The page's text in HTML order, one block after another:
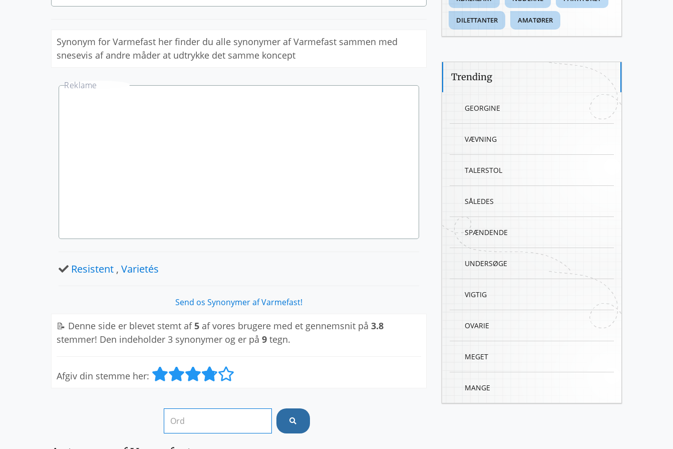
Synonym for Varmefast her finder du alle synonymer af Varmefast sammen med
snesevis af andre måder at udtrykke det samme koncept
Resistent , Varietés
Send os Synonymer af Varmefast!
📝 Denne side er blevet stemt af 5 af vores brugere med et gennemsnit på 3.8
stemmer! Den indeholder 3 synonymer og er på 9 tegn.
Afgiv din stemme her:
DILETTANTER AMATØRER
Trending
GEORGINE
VÆVNING
TALERSTOL
SÅLEDES
SPÆNDENDE
UNDERSØGE
VIGTIG
OVARIE
MEGET
MANGE